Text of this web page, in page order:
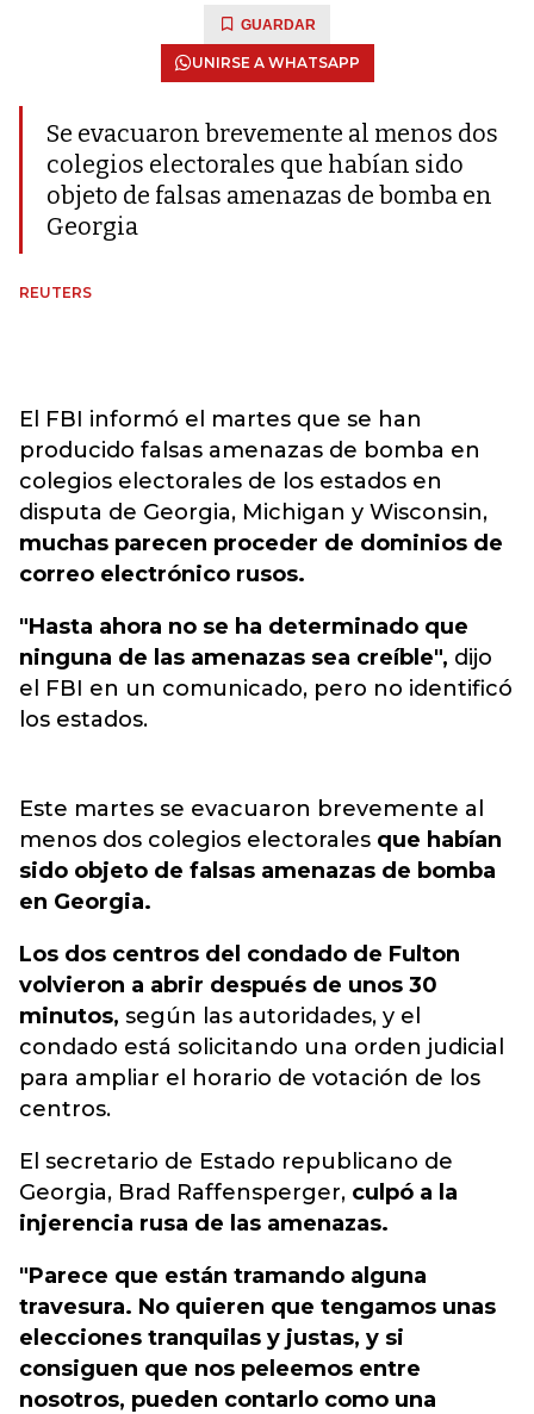
GUARDAR
UNIRSE A WHATSAPP
Se evacuaron brevemente al menos dos
colegios electorales que habían sido
objeto de falsas amenazas de bomba en
Georgia
REUTERS
El FBI informó el martes que se han
producido falsas amenazas de bomba en
colegios electorales de los estados en
disputa de Georgia, Michigan y Wisconsin,
muchas parecen proceder de dominios de
correo electrónico rusos.
"Hasta ahora no se ha determinado que
ninguna de las amenazas sea creíble", dijo
el FBI en un comunicado, pero no identificó
los estados.
Este martes se evacuaron brevemente al
menos dos colegios electorales que habían
sido objeto de falsas amenazas de bomba
en Georgia.
Los dos centros del condado de Fulton
volvieron a abrir después de unos 30
minutos, según las autoridades, y el
condado está solicitando una orden judicial
para ampliar el horario de votación de los
centros.
El secretario de Estado republicano de
Georgia, Brad Raffensperger, culpó a la
injerencia rusa de las amenazas.
"Parece que están tramando alguna
travesura. No quieren que tengamos unas
elecciones tranquilas y justas, y si
consiguen que nos peleemos entre
nosotros, pueden contarlo como una